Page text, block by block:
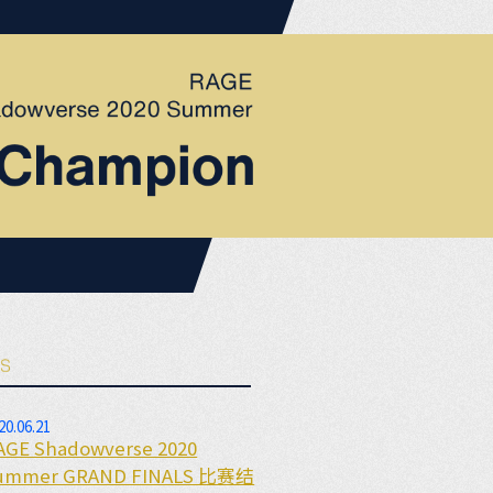
Shadowverse 2020
GRAND FINALS 比赛结